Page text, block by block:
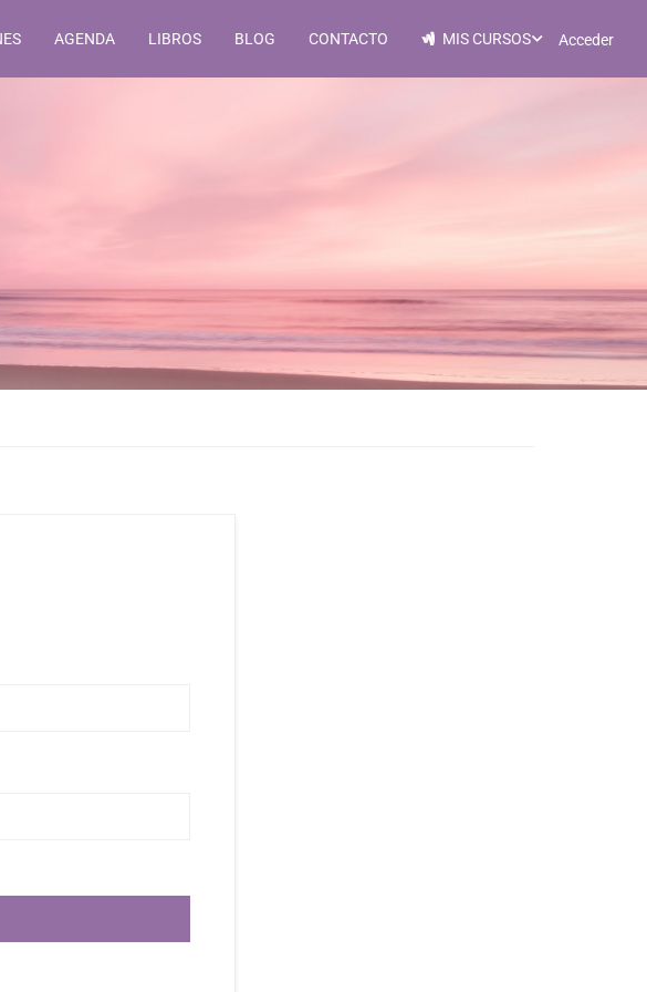
AGENDA LIBROS BLOG CONTACTO MIS CURSOS Acceder